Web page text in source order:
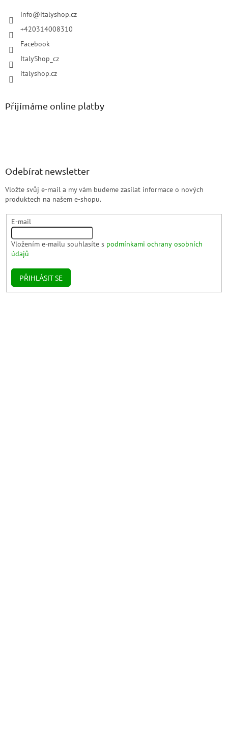
info@italyshop.cz
+420314008310
Facebook
ItalyShop_cz
italyshop.cz
Přijímáme online platby
Odebírat newsletter
Vložte svůj e-mail a my vám budeme zasílat informace o nových
produktech na našem e-shopu.
E-mail
Vložením e-mailu souhlasíte s podmínkami ochrany osobních
údajů
PŘIHLÁSIT SE